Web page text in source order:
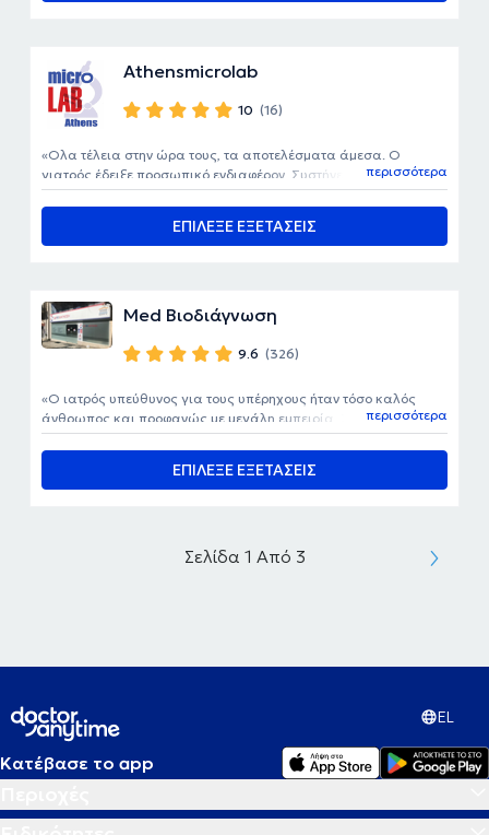
Athensmicrolab
10 (16)
ΕΠΙΛΕΞΕ ΕΞΕΤΑΣΕΙΣ
Ολα τέλεια στην ώρα τους, τα αποτελέσματα άμεσα. Ο
γιατρός έδειξε προσωπικό ενδιαφέρον. Συστήνεται! περισσότερα
Med Βιοδιάγνωση
9.6 (326)
ΕΠΙΛΕΞΕ ΕΞΕΤΑΣΕΙΣ
Ο ιατρός υπεύθυνος για τους υπέρηχους ήταν τόσο καλός
άνθρωπος και προφανώς με μεγάλη εμπειρία. Συνιστάται
ανεπιφύλακτα.
περισσότερα
Σελίδα 1 Από 3
EL
Κατέβασε το app